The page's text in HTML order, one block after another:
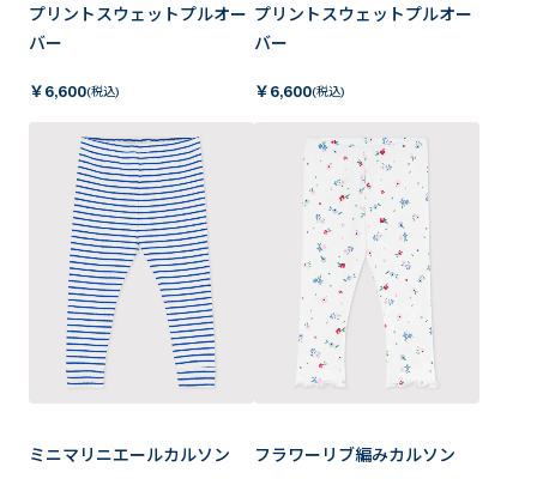
プリントスウェットプルオー
バー
￥ 6,600(税込)
プリントスウェットプルオー
バー
￥ 6,600(税込)
ミニマリニエールカルソン フラワーリブ編みカルソン